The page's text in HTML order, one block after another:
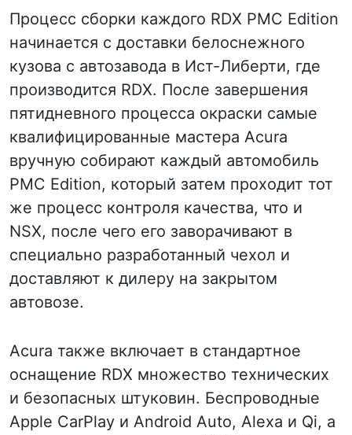
Процесс сборки каждого RDX PMC Edition
начинается с доставки белоснежного
кузова с автозавода в Ист-Либерти, где
производится RDX. После завершения
пятидневного процесса окраски самые
квалифицированные мастера Acura
вручную собирают каждый автомобиль
PMC Edition, который затем проходит тот
же процесс контроля качества, что и
NSX, после чего его заворачивают в
специально разработанный чехол и
доставляют к дилеру на закрытом
автовозе.
Acura также включает в стандартное
оснащение RDX множество технических
и безопасных штуковин. Беспроводные
Apple CarPlay и Android Auto, Alexa и Qi, а